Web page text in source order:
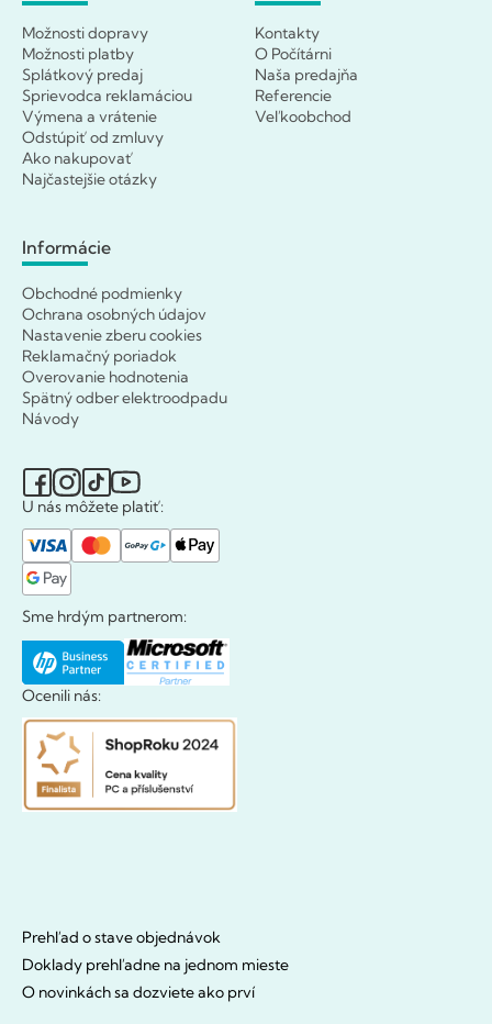
Možnosti dopravy
Možnosti platby
Splátkový predaj
Sprievodca reklamáciou
Výmena a vrátenie
Odstúpiť od zmluvy
Ako nakupovať
Najčastejšie otázky
Kontakty
O Počítárni
Naša predajňa
Referencie
Veľkoobchod
Informácie
Obchodné podmienky
Ochrana osobných údajov
Nastavenie zberu cookies
Reklamačný poriadok
Overovanie hodnotenia
Spätný odber elektroodpadu
Návody
U nás môžete platiť:
Sme hrdým partnerom:
Ocenili nás:
Prehľad o stave objednávok
Doklady prehľadne na jednom mieste
O novinkách sa dozviete ako prví